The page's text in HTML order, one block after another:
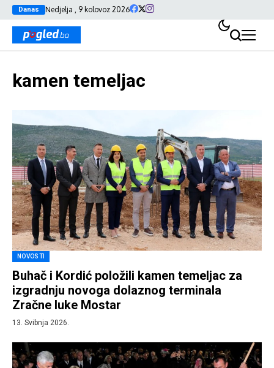
Danas Nedjelja , 9 kolovoz 2026
kamen temeljac
NOVOSTI
Buhač i Kordić položili kamen temeljac za
izgradnju novoga dolaznog terminala
Zračne luke Mostar
13. Svibnja 2026.